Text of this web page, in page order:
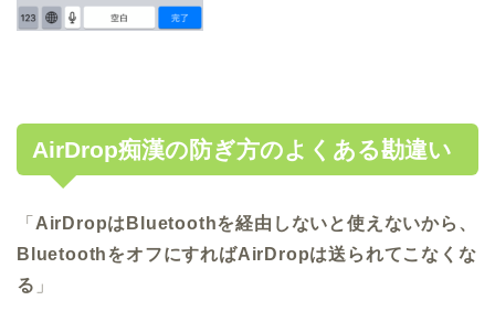
AirDrop痴漢の防ぎ方のよくある勘違い
「 AirDropはBluetoothを経由しないと使えないから、
BluetoothをオフにすればAirDropは送られてこなくな
る 」